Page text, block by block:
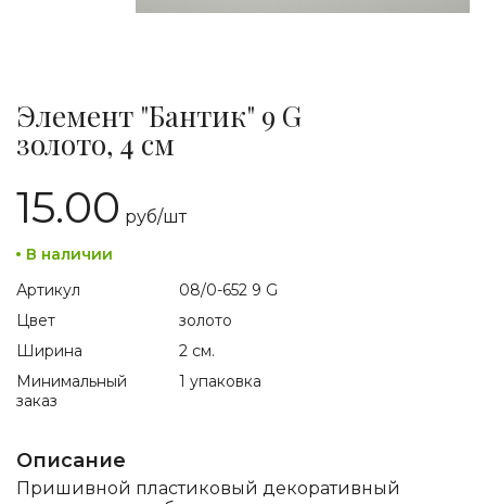
Элемент "Бантик" 9 G
золото, 4 см
15.00 руб/шт
В наличии
Артикул
08/0-652 9 G
Цвет
золото
Ширина
2 см.
Минимальный
заказ
1 упаковка
Описание
Пришивной пластиковый декоративный